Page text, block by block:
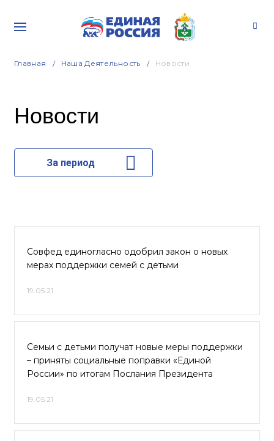
Главная Наша Деятельность Новости
Новости
За период
Совфед единогласно одобрил закон о новых
мерах поддержки семей с детьми
19.05.21
Семьи с детьми получат новые меры поддержки
– приняты социальные поправки «Единой
России» по итогам Послания Президента
19.05.21